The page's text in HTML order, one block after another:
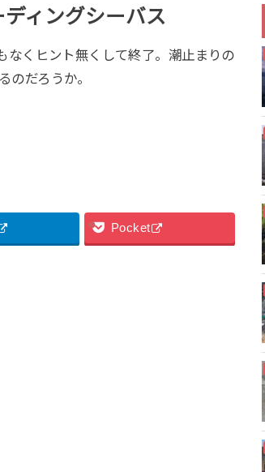
ィングシーバス
なくヒント無くして終了。潮止まりの
のだろうか。
Pocket